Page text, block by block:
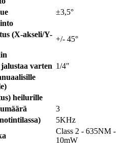
±3,5°
(X-akseli/Y-
+/- 45°
varten 1/4"
heilurille
3
5KHz
Class 2 - 635NM -
10mW